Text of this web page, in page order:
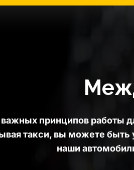
принципов работы
такси, вы можете
наши